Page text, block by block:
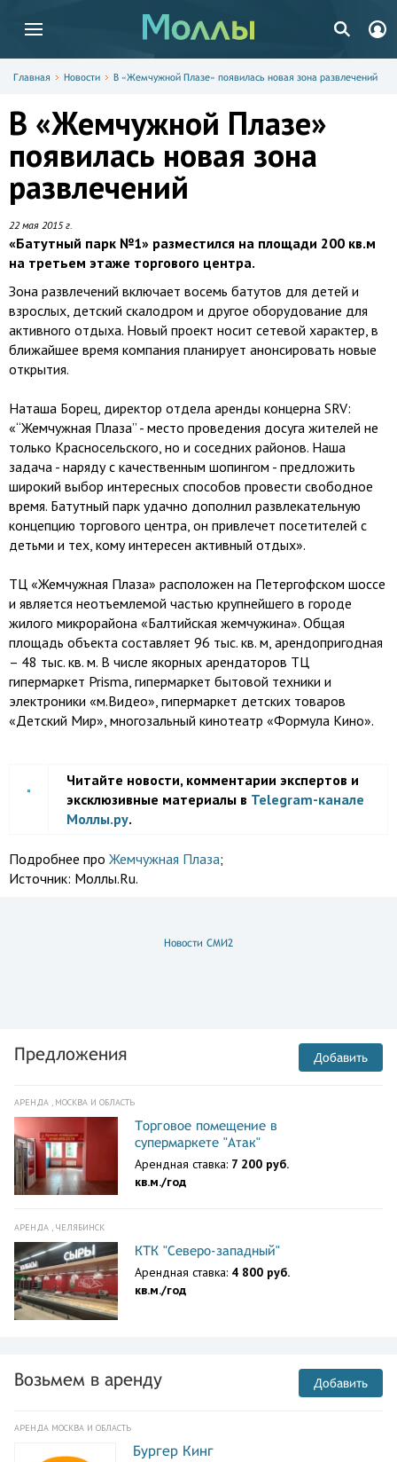
Главная Новости В «Жемчужной Плазе» появилась новая зона развлечений
В «Жемчужной Плазе»
появилась новая зона
развлечений
22 мая 2015 г.
«Батутный парк №1» разместился на площади 200 кв.м
на третьем этаже торгового центра.
Зона развлечений включает восемь батутов для детей и
взрослых, детский скалодром и другое оборудование для
активного отдыха. Новый проект носит сетевой характер, в
ближайшее время компания планирует анонсировать новые
открытия.
Наташа Борец, директор отдела аренды концерна SRV:
«“Жемчужная Плаза” - место проведения досуга жителей не
только Красносельского, но и соседних районов. Наша
задача - наряду с качественным шопингом - предложить
широкий выбор интересных способов провести свободное
время. Батутный парк удачно дополнил развлекательную
концепцию торгового центра, он привлечет посетителей с
детьми и тех, кому интересен активный отдых».
ТЦ «Жемчужная Плаза» расположен на Петергофском шоссе
и является неотъемлемой частью крупнейшего в городе
жилого микрорайона «Балтийская жемчужина». Общая
площадь объекта составляет 96 тыс. кв. м, арендопригодная
– 48 тыс. кв. м. В числе якорных арендаторов ТЦ
гипермаркет Prisma, гипермаркет бытовой техники и
электроники «м.Видео», гипермаркет детских товаров
«Детский Мир», многозальный кинотеатр «Формула Кино».
Читайте новости, комментарии экспертов и
эксклюзивные материалы в Telegram-канале
Моллы.ру.
Подробнее про Жемчужная Плаза;
Источник: Моллы.Ru.
Новости СМИ2
Предложения Добавить
АРЕНДА , МОСКВА И ОБЛАСТЬ
Торговое помещение в
супермаркете "Атак"
Арендная ставка: 7 200 руб.
кв.м./год
АРЕНДА , ЧЕЛЯБИНСК
КТК "Северо-западный"
Арендная ставка: 4 800 руб.
кв.м./год
Возьмем в аренду Добавить
АРЕНДА МОСКВА И ОБЛАСТЬ
Бургер Кинг